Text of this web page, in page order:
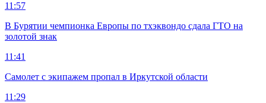
11:57
В Бурятии чемпионка Европы по тхэквондо сдала ГТО на
золотой знак
11:41
Самолет с экипажем пропал в Иркутской области
11:29